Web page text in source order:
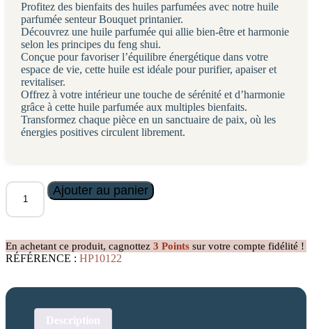
Profitez des bienfaits des huiles parfumées avec notre huile
parfumée senteur Bouquet printanier.
Découvrez une huile parfumée qui allie bien-être et harmonie
selon les principes du feng shui.
Conçue pour favoriser l’équilibre énergétique dans votre
espace de vie, cette huile est idéale pour purifier, apaiser et
revitaliser.
Offrez à votre intérieur une touche de sérénité et d’harmonie
grâce à cette huile parfumée aux multiples bienfaits.
Transformez chaque pièce en un sanctuaire de paix, où les
énergies positives circulent librement.
quantité
Huile
Bouquet
Printanier
Ajouter au panier
En achetant ce produit, cagnottez 3 Points sur votre compte fidélité !
RÉFÉRENCE : HP10122
Description